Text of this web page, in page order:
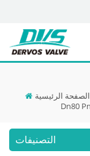
الصفحة الرئيسية
التصنيفات